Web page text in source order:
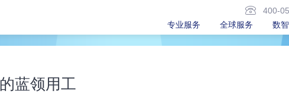
400-
专业服务
全球服务 数
蓝领用工